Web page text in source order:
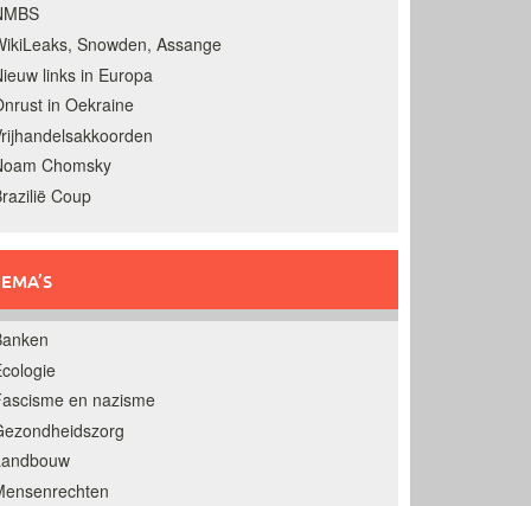
Snowden, Assange
links in Europa
in Oekraine
Chomsky
Coup
en nazisme